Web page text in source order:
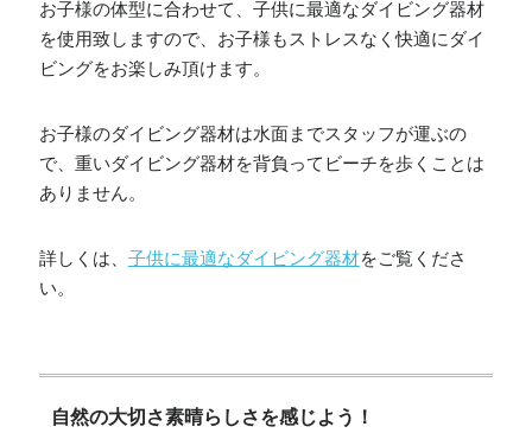
お子様の体型に合わせて、子供に最適なダイビング器材
を使用致しますので、お子様もストレスなく快適にダイ
ビングをお楽しみ頂けます。
お子様のダイビング器材は水面までスタッフが運ぶの
で、重いダイビング器材を背負ってビーチを歩くことは
ありません。
詳しくは、 子供に最適なダイビング器材をご覧くださ
い。
自然の大切さ素晴らしさを感じよう！